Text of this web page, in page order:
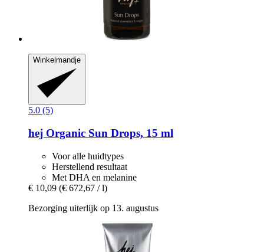
Winkelmandje
5.0 (5)
hej Organic Sun Drops, 15 ml
Voor alle huidtypes
Herstellend resultaat
Met DHA en melanine
€ 10,09 (€ 672,67 / l)
Bezorging uiterlijk op 13. augustus